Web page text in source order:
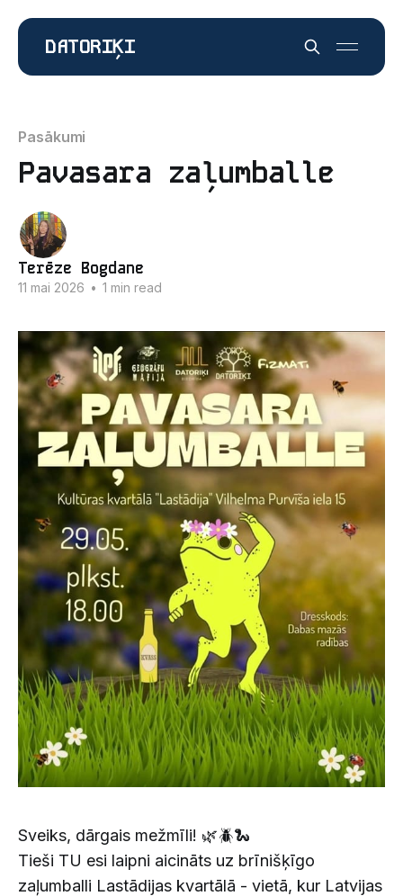
DATORIĶI
Pasākumi
Pavasara zaļumballe
Terēze Bogdane
11 mai 2026 • 1 min read
Sveiks, dārgais mežmīli! 🌿🪲🐍
Tieši TU esi laipni aicināts uz brīnišķīgo
zaļumballi Lastādijas kvartālā - vietā, kur Latvijas